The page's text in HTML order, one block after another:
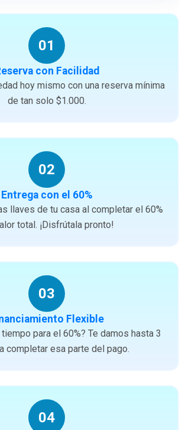
01
con Facilidad
hoy mismo con una reserva mínima
de tan solo $1.000.
02
Entrega con el 60%
llaves de tu casa al completar el 60%
total. ¡Disfrútala pronto!
03
Flexible
para el 60%? Te damos hasta 3
completar esa parte del pago.
04